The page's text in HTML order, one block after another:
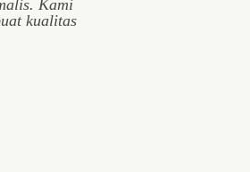
Kami
kualitas